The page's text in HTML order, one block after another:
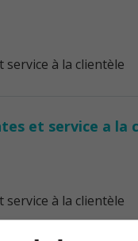
service à la clientèle
et service a la
service à la clientèle